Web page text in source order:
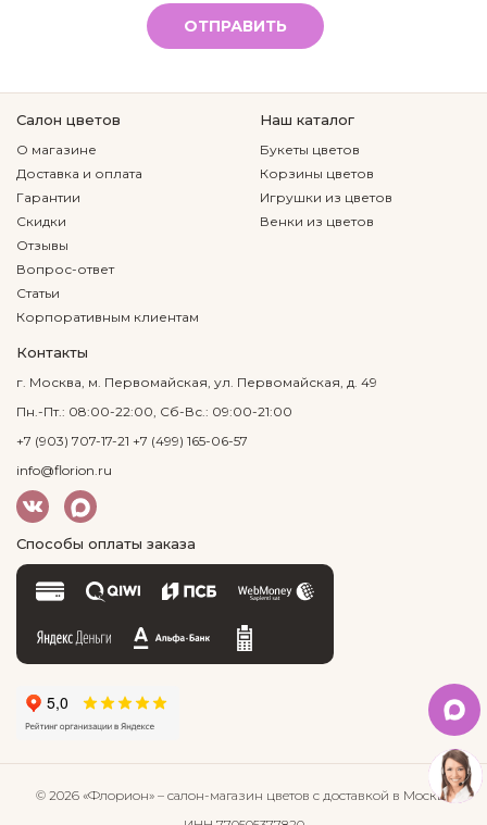
ОТПРАВИТЬ
Салон цветов
О магазине
Доставка и оплата
Гарантии
Скидки
Отзывы
Вопрос-ответ
Статьи
Корпоративным клиентам
Наш каталог
Букеты цветов
Корзины цветов
Игрушки из цветов
Венки из цветов
Контакты
г. Москва, м. Первомайская, ул. Первомайская, д. 49
Пн.-Пт.: 08:00-22:00, Сб-Вс.: 09:00-21:00
+7 (903) 707-17-21 +7 (499) 165-06-57
info@florion.ru
Способы оплаты заказа
© 2026 «Флорион» – салон-магазин цветов с доставкой в Москве